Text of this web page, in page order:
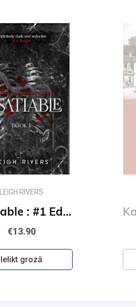
LEIGH RIVERS
Insatiable : #1 Edge of Darkness series : delux paperback featuring exclusive character artwork
€13.90
Ielikt grozā